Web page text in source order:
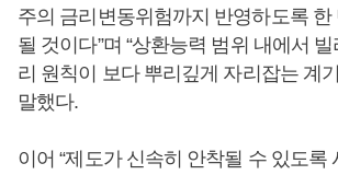
주의 금리변동위험까지 반영하도록 한
될 것이다”며 “상환능력 범위 내에서
리 원칙이 보다 뿌리깊게 자리잡는 계
말했다.
이어 “제도가 신속히 안착될 수 있도록